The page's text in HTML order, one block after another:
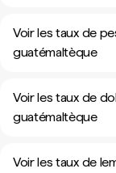
Voir les taux de
guatémaltèque
Voir les taux de
guatémaltèque
Voir les taux de